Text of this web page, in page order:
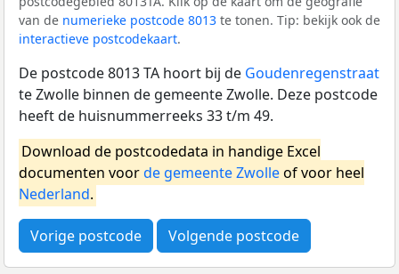
van de numerieke postcode 8013 te tonen. Tip: bekijk ook de
interactieve postcodekaart.
De postcode 8013 TA hoort bij de Goudenregenstraat
te Zwolle binnen de gemeente Zwolle. Deze postcode
heeft de huisnummerreeks 33 t/m 49.
Download de postcodedata in handige Excel
documenten voorde gemeente Zwolleof voor heel
Nederland.
Vorige postcode Volgende postcode